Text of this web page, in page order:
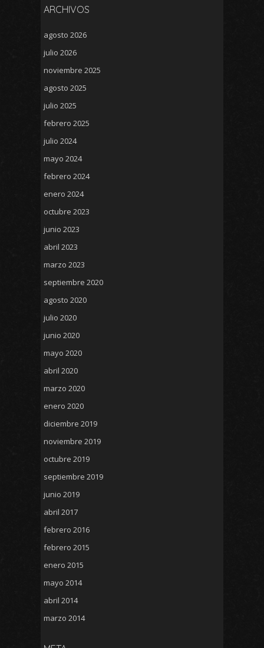
ARCHIVOS
agosto 2026
julio 2026
noviembre 2025
agosto 2025
julio 2025
febrero 2025
julio 2024
mayo 2024
febrero 2024
enero 2024
octubre 2023
junio 2023
abril 2023
marzo 2023
septiembre 2020
agosto 2020
julio 2020
junio 2020
mayo 2020
abril 2020
marzo 2020
enero 2020
diciembre 2019
noviembre 2019
octubre 2019
septiembre 2019
junio 2019
abril 2017
febrero 2016
febrero 2015
enero 2015
mayo 2014
abril 2014
marzo 2014